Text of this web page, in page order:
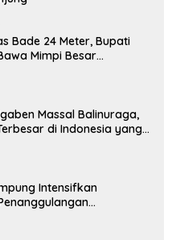
Bade 24 Meter, Bupati
Mimpi Besar
Massal Balinuraga,
di Indonesia yang
Intensifkan